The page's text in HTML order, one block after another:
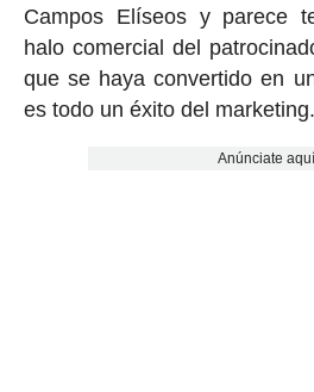
Campos Elíseos y parece
halo comercial del
que se haya convertido en
es todo un éxito del marketing.
Anúnciate aquí